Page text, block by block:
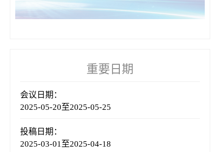
重要日期
会议日期：
2025-05-20至2025-05-25
投稿日期：
2025-03-01至2025-04-18